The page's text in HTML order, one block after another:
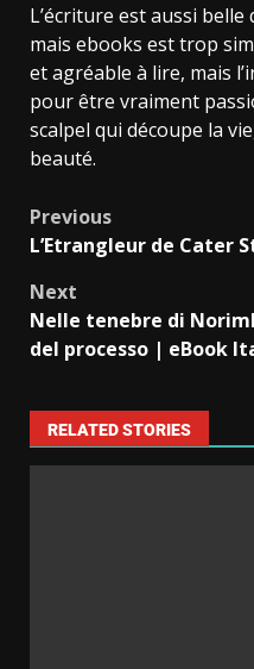
L’écriture est aussi belle
mais ebooks est trop
et agréable à lire, mais
pour être vraiment
scalpel qui découpe la
beauté.
Previous
L’Etrangleur de Cater
Next
Nelle tenebre di
del processo | eBook
RELATED STORIES